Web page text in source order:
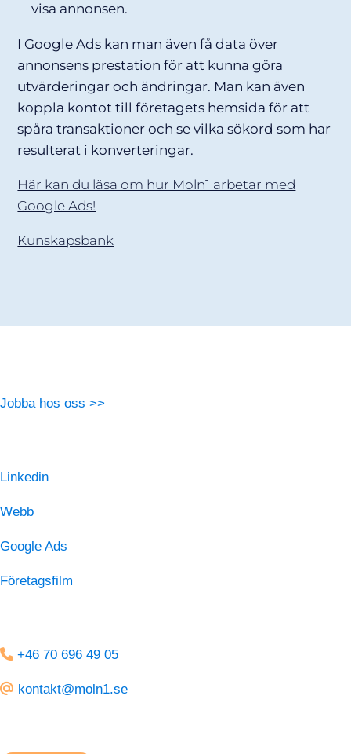
visa annonsen.
I Google Ads kan man även få data över
annonsens prestation för att kunna göra
utvärderingar och ändringar. Man kan även
koppla kontot till företagets hemsida för att
spåra transaktioner och se vilka sökord som har
resulterat i konverteringar.
Här kan du läsa om hur Moln1 arbetar med
Google Ads!
Kunskapsbank
Jobba hos oss >>
Linkedin
Webb
Google Ads
Företagsfilm
+46 70 696 49 05
kontakt@moln1.se